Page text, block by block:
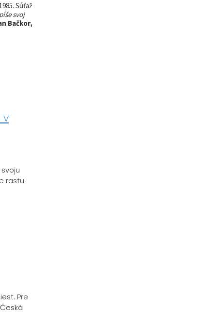
Súťaž
svoj
Bačkor,
v
rastu.
Pre